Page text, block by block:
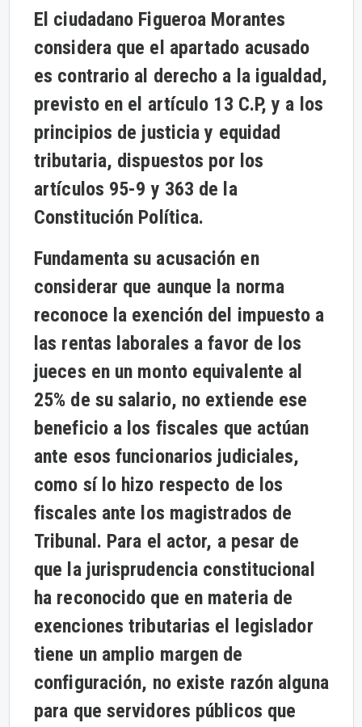
El ciudadano Figueroa Morantes
considera que el apartado acusado
es contrario al derecho a la igualdad,
previsto en el artículo 13 C.P, y a los
principios de justicia y equidad
tributaria, dispuestos por los
artículos 95-9 y 363 de la
Constitución Política.
Fundamenta su acusación en
considerar que aunque la norma
reconoce la exención del impuesto a
las rentas laborales a favor de los
jueces en un monto equivalente al
25% de su salario, no extiende ese
beneficio a los fiscales que actúan
ante esos funcionarios judiciales,
como sí lo hizo respecto de los
fiscales ante los magistrados de
Tribunal. Para el actor, a pesar de
que la jurisprudencia constitucional
ha reconocido que en materia de
exenciones tributarias el legislador
tiene un amplio margen de
configuración, no existe razón alguna
para que servidores públicos que